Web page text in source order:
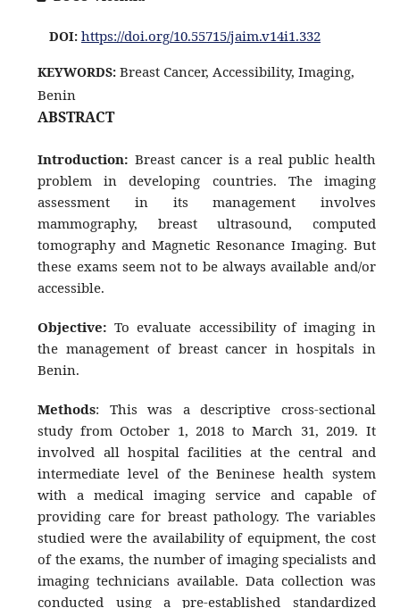
DOI: https://doi.org/10.55715/jaim.v14i1.332
KEYWORDS:Breast Cancer, Accessibility, Imaging,
Benin
ABSTRACT
Introduction: Breast cancer is a real public health
problem in developing countries. The imaging
assessment in its management involves
mammography, breast ultrasound, computed
tomography and Magnetic Resonance Imaging. But
these exams seem not to be always available and/or
accessible.
Objective: To evaluate accessibility of imaging in
the management of breast cancer in hospitals in
Benin.
Methods: This was a descriptive cross-sectional
study from October 1, 2018 to March 31, 2019. It
involved all hospital facilities at the central and
intermediate level of the Beninese health system
with a medical imaging service and capable of
providing care for breast pathology. The variables
studied were the availability of equipment, the cost
of the exams, the number of imaging specialists and
imaging technicians available. Data collection was
conducted using a pre-established standardized